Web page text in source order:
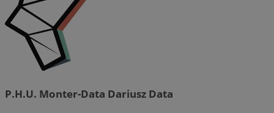
P.H.U. Monter-Data Dariusz Data